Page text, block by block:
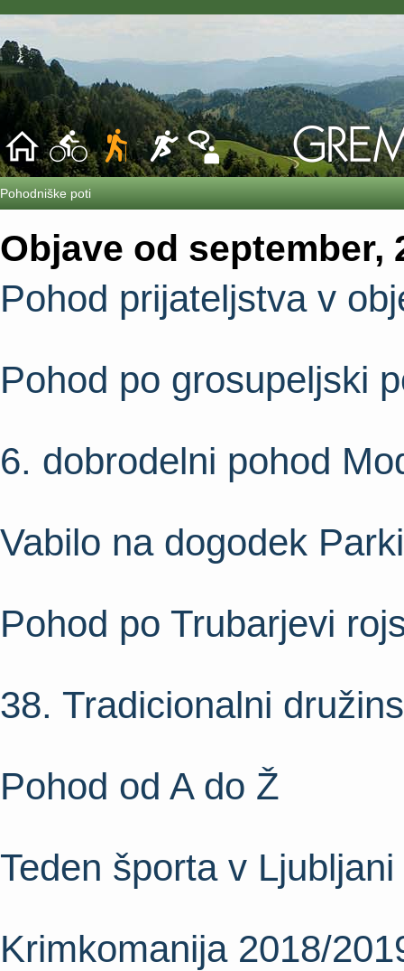
Pohodniške poti
Objave od september,
Pohod prijateljstva v
Pohod po grosupeljski
6. dobrodelni pohod
Vabilo na dogodek
Pohod po Trubarjevi
38. Tradicionalni
Pohod od A do Ž
Teden športa v
Krimkomanija 2018/